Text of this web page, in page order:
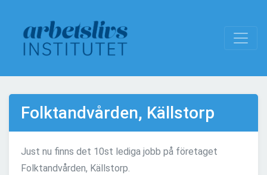
Folktandvården, Källstorp
Just nu finns det 10st lediga jobb på företaget
Folktandvården, Källstorp.